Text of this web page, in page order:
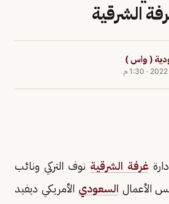
الشرقية
( واس )
· 1:30 م
غرفة الشرقية نوف التركي ونائب
الأعمال السعودي الأمريكي ديفيد